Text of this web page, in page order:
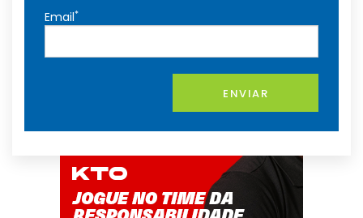
Email*
ENVIAR